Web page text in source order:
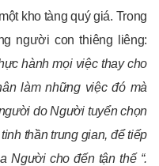
kho tàng quý giá. Trong
người con thiêng liêng:
hành mọi việc thay cho
làm những việc đó mà
do Người tuyển chọn
thần trung gian, để tiếp
Người cho đến tận thế “.